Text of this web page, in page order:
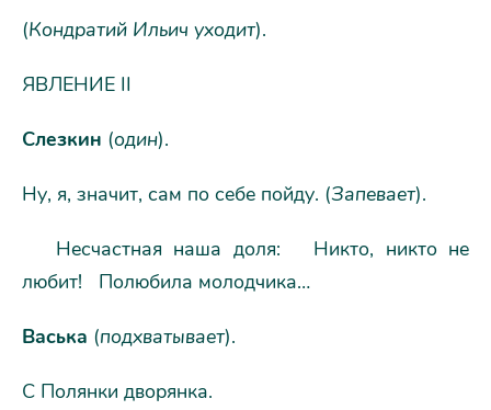
(Кондратий Ильич уходит).
ЯВЛЕНИЕ II
Слезкин (один).
Ну, я, значит, сам по себе пойду. (Запевает).
Несчастная наша доля: Никто, никто не
любит! Полюбила молодчика…
Васька (подхватывает).
С Полянки дворянка.